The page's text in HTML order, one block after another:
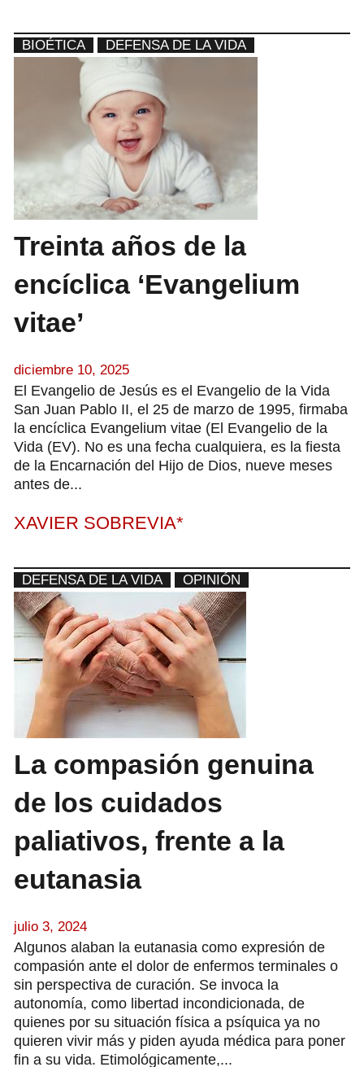
BIOÉTICA DEFENSA DE LA VIDA
Treinta años de la
encíclica ‘Evangelium
vitae’
diciembre 10, 2025
El Evangelio de Jesús es el Evangelio de la Vida
San Juan Pablo II, el 25 de marzo de 1995, firmaba
la encíclica Evangelium vitae (El Evangelio de la
Vida (EV). No es una fecha cualquiera, es la fiesta
de la Encarnación del Hijo de Dios, nueve meses
antes de...
XAVIER SOBREVIA*
DEFENSA DE LA VIDA OPINIÓN
La compasión genuina
de los cuidados
paliativos, frente a la
eutanasia
julio 3, 2024
Algunos alaban la eutanasia como expresión de
compasión ante el dolor de enfermos terminales o
sin perspectiva de curación. Se invoca la
autonomía, como libertad incondicionada, de
quienes por su situación física a psíquica ya no
quieren vivir más y piden ayuda médica para poner
fin a su vida. Etimológicamente,...